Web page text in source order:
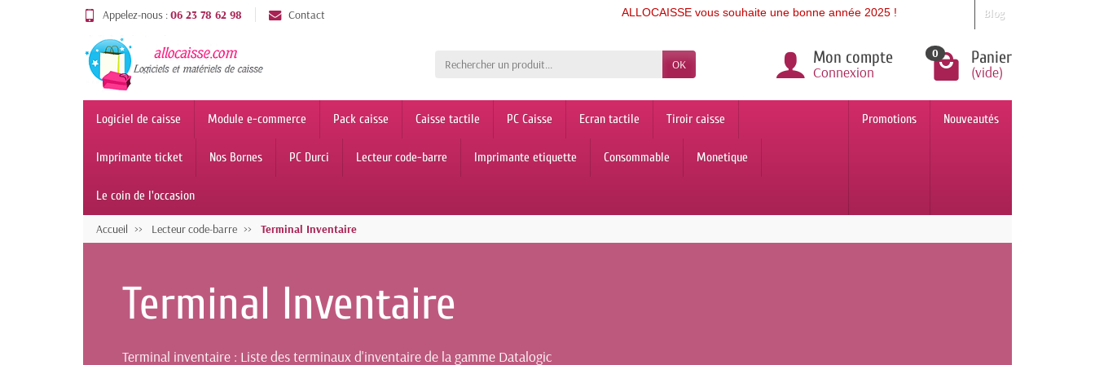
Appelez-nous :06 23 78 62 98 Contact Blog
OK Mon compte
Connexion
0 Panier
(vide)
ALLOCAISSE vous souhaite une bonne année 2025 !
Logiciel de caisse Module e-commerce Pack caisse Caisse tactile PC Caisse Ecran tactile Tiroir caisse
Imprimante ticket Nos Bornes PC Durci Lecteur code-barre Imprimante etiquette Consommable Monetique
Le coin de l'occasion
Promotions Nouveautés
Accueil Lecteur code-barre Terminal Inventaire
Terminal Inventaire
Terminal inventaire : Liste des terminaux d'inventaire de la gamme Datalogic